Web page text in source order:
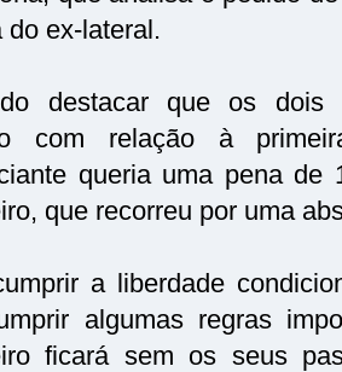
do ex-lateral.
destacar que os dois
com relação à
queria uma pena de
que recorreu por uma
a liberdade
algumas regras
ficará sem os seus